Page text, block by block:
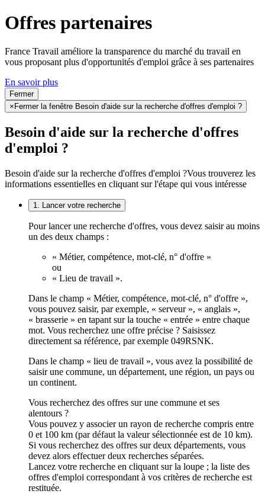
Offres partenaires
France Travail améliore la transparence du marché du travail en
vous proposant plus d'opportunités d'emploi grâce à ses partenaires
En savoir plus
Fermer
× Fermer la fenêtre Besoin d'aide sur la recherche d'offres d'emploi ?
Besoin d'aide sur la recherche d'offres
d'emploi ?
Besoin d'aide sur la recherche d'offres d'emploi ?Vous trouverez les
informations essentielles en cliquant sur l'étape qui vous intéresse
1. Lancer votre recherche
Pour lancer une recherche d'offres, vous devez saisir au moins
un des deux champs :
« Métier, compétence, mot-clé, n° d'offre »
ou
« Lieu de travail ».
Dans le champ « Métier, compétence, mot-clé, n° d'offre »,
vous pouvez saisir, par exemple, « serveur », « anglais »,
« brasserie » en tapant sur la touche « entrée » entre chaque
mot. Vous recherchez une offre précise ? Saisissez
directement sa référence, par exemple 049RSNK.
Dans le champ « lieu de travail », vous avez la possibilité de
saisir une commune, un département, une région, un pays ou
un continent.
Vous recherchez des offres sur une commune et ses
alentours ?
Vous pouvez y associer un rayon de recherche compris entre
0 et 100 km (par défaut la valeur sélectionnée est de 10 km).
Si vous recherchez des offres sur deux départements, vous
devez alors effectuer deux recherches séparées.
Lancez votre recherche en cliquant sur la loupe ; la liste des
offres d'emploi correspondant à vos critères de recherche est
restituée.